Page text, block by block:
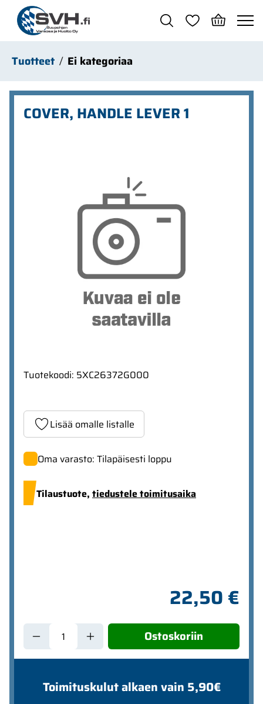
Siirry pääsisältöön
Tuotteet Ei kategoriaa
COVER, HANDLE LEVER 1
Tuotekoodi: 5XC26372G000
Lisää omalle listalle
Oma varasto: Tilapäisesti loppu
Tilaustuote, tiedustele toimitusaika
22,50 €
Ostoskoriin
Toimituskulut alkaen vain 5,90€